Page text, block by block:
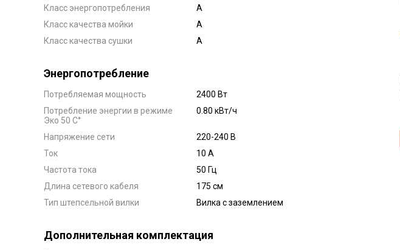
Класс энергопотребления
А
Класс качества мойки
А
Класс качества сушки
А
Энергопотребление
Потребляемая мощность
2400 Вт
Потребление энергии в режиме
Эко 50 C°
0.80 кВт/ч
Напряжение сети
220-240 В
Ток
10 А
Частота тока
50 Гц
Длина сетевого кабеля
175 см
Тип штепсельной вилки
Вилка с заземлением
Дополнительная комплектация